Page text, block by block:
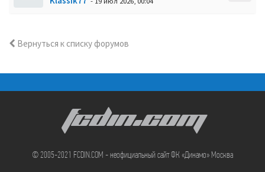
Вернуться к списку форумов
FCDIN.COM
© 2005-2021 FCDIN.COM - неофициальный сайт ФК «Динамо» Москва